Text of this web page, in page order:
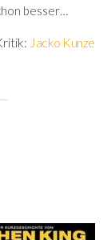
besser…
Jacko Kunze